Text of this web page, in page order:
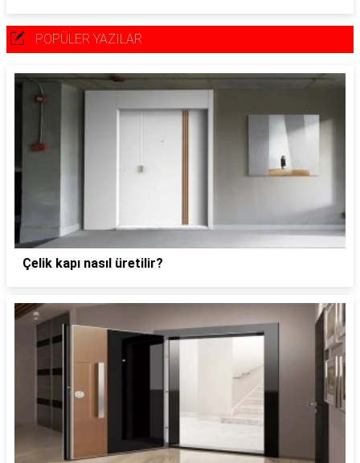
POPÜLER YAZILAR
Çelik kapı nasıl üretilir?